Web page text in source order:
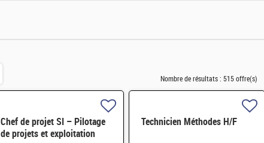
Nombre de résultats : 515 offre(s)
Chef de projet SI – Pilotage
de projets et exploitation
Technicien Méthodes H/F